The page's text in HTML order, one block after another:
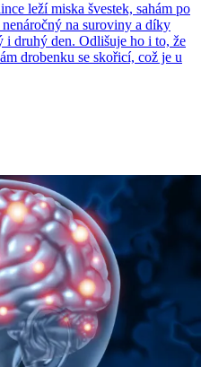
leží miska švestek, sahám po
na suroviny a díky
i druhý den. Odlišuje ho i to, že
drobenku se skořicí, což je u